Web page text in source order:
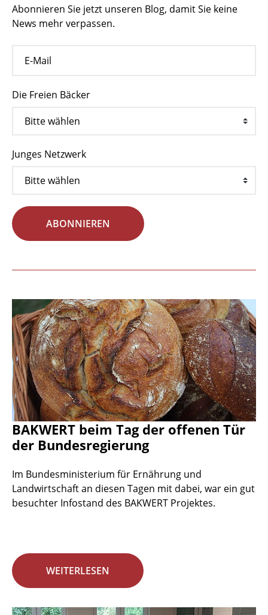
Abonnieren Sie jetzt unseren Blog, damit Sie keine
News mehr verpassen.
Die Freien Bäcker
Junges Netzwerk
ABONNIEREN
BAKWERT beim Tag der offenen Tür
der Bundesregierung
Im Bundesministerium für Ernährung und
Landwirtschaft an diesen Tagen mit dabei, war ein gut
besuchter Infostand des BAKWERT Projektes.
WEITERLESEN